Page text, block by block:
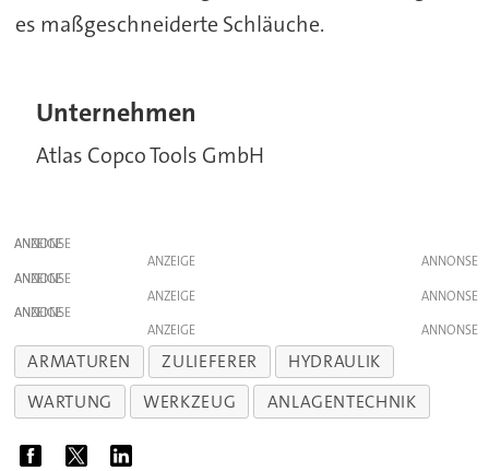
es maßgeschneiderte Schläuche.
Unternehmen
Atlas Copco Tools GmbH
ANZEIGE
ANZEIGE
ANZEIGE
ANZEIGE
ANZEIGE
ANZEIGE
ARMATUREN ZULIEFERER
HYDRAULIK
WARTUNG
WERKZEUG ANLAGENTECHNIK